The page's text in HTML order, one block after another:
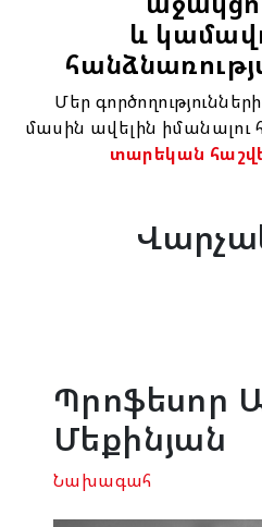
և
Մեր
մասին ավելին իմանալու
տարեկան
Պրոֆեսոր
Մեքինյան
Նախագահ